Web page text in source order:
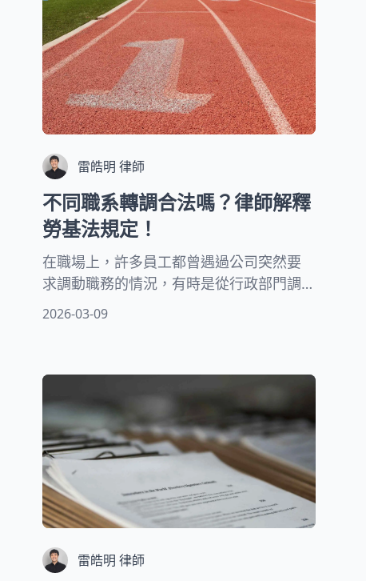
雷皓明 律師
不同職系轉調合法嗎？律師解釋
勞基法規定！
在職場上，許多員工都曾遇過公司突然要
求調動職務的情況，有時是從行政部門調
到業務單位，有時是從技術職轉為管理
斷標準，特別是涉及不同專業領域之間的
轉調情況。
2026-03-09
雷皓明 律師